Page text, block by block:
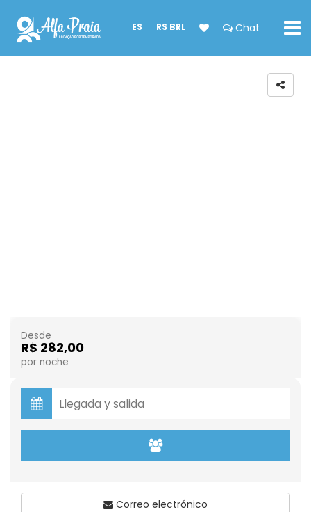
ES R$ BRL Chat
Desde
R$ 282,00
por noche
Correo electrónico